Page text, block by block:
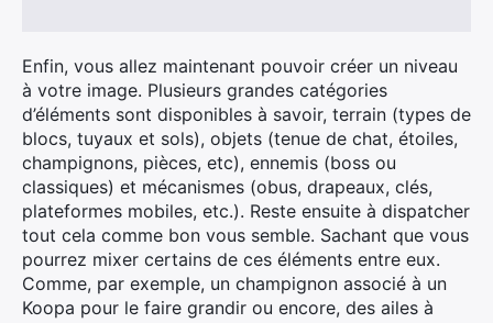
Enfin, vous allez maintenant pouvoir créer un niveau
à votre image. Plusieurs grandes catégories
d’éléments sont disponibles à savoir, terrain (types de
blocs, tuyaux et sols), objets (tenue de chat, étoiles,
champignons, pièces, etc), ennemis (boss ou
classiques) et mécanismes (obus, drapeaux, clés,
plateformes mobiles, etc.). Reste ensuite à dispatcher
tout cela comme bon vous semble. Sachant que vous
pourrez mixer certains de ces éléments entre eux.
Comme, par exemple, un champignon associé à un
Koopa pour le faire grandir ou encore, des ailes à